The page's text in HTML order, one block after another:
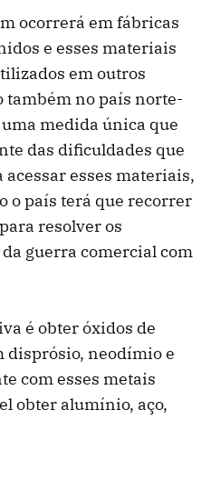
ocorrerá em fábricas
e esses materiais
em outros
também no país norte-
medida única que
das dificuldades que
acessar esses materiais,
o país terá que recorrer
resolver os
guerra comercial com
é obter óxidos de
disprósio, neodímio e
com esses metais
obter alumínio, aço,